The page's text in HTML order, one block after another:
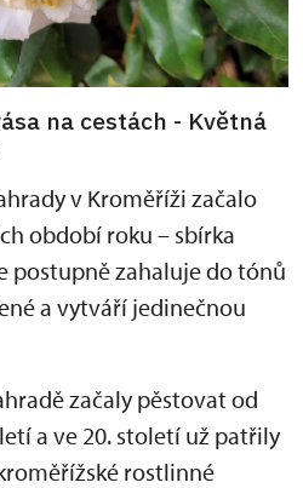
na cestách - Květná
v Kroměříži začalo
období roku – sbírka
postupně zahaluje do tónů
a vytváří jedinečnou
začaly pěstovat od
a ve 20. století už patřily
rostlinné